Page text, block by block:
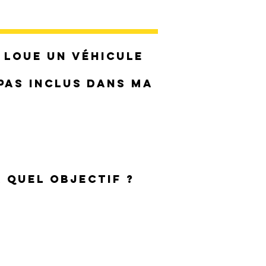
loue un véhicule
inclus dans ma
quel objectif ?